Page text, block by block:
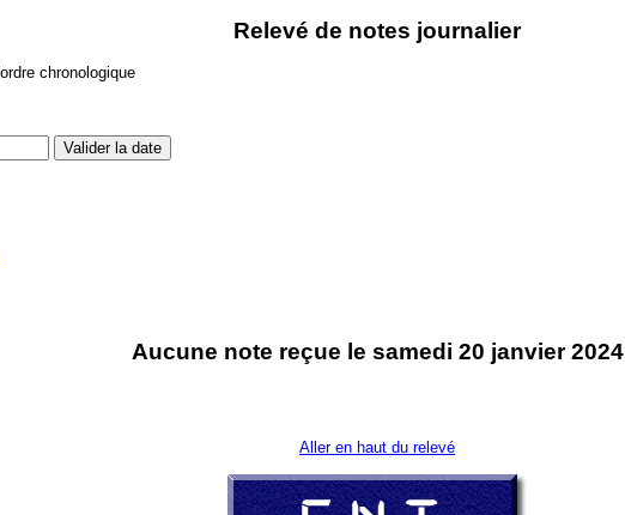
Relevé de notes journalier
chronologique
Aucune note reçue le samedi 20 janvier 2024
Aller en haut du relevé